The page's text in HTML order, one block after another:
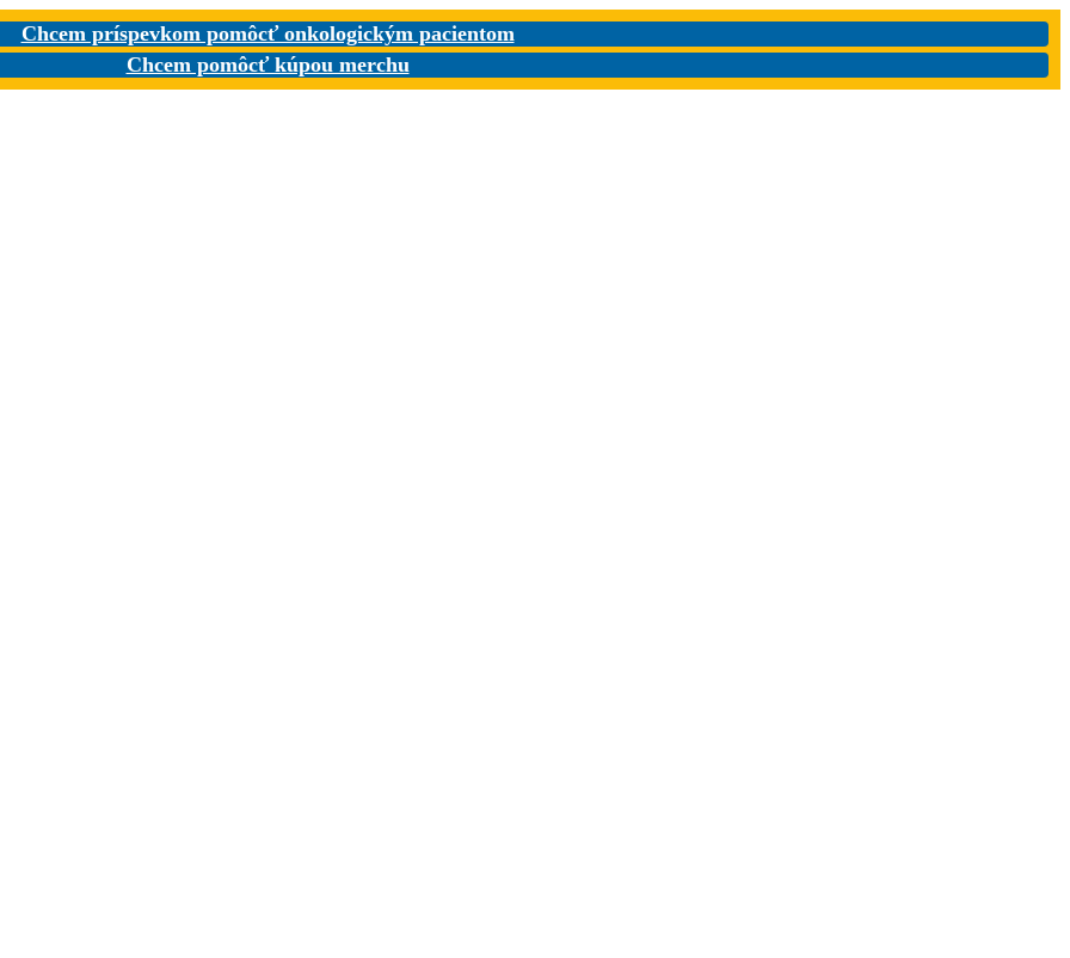
Chcem príspevkom pomôcť onkologickým pacientom
Chcem pomôcť kúpou merchu